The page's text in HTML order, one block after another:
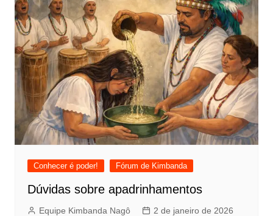
Conhecer é poder! Fórum de Kimbanda
Dúvidas sobre apadrinhamentos
Equipe Kimbanda Nagô 2 de janeiro de 2026